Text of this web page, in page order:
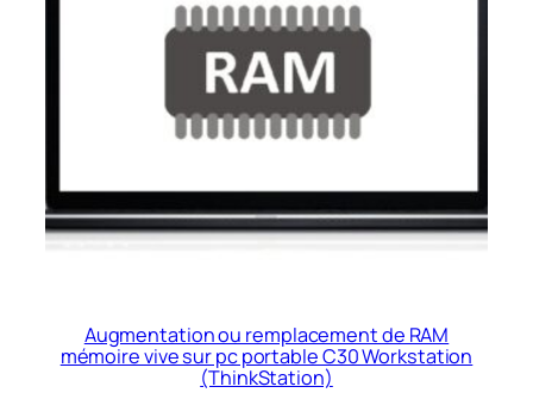
Augmentation ou remplacement de RAM
mémoire vive sur pc portable C30 Workstation
(ThinkStation)